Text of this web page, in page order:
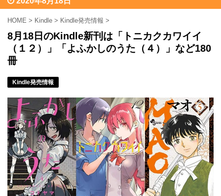
HOME > Kindle > Kindle発売情報 >
8月18日のKindle新刊は「トニカクカワイイ
（１２）」「よふかしのうた（４）」など180
冊
Kindle発売情報